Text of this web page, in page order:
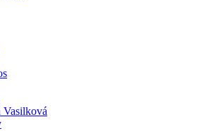
Vasilková